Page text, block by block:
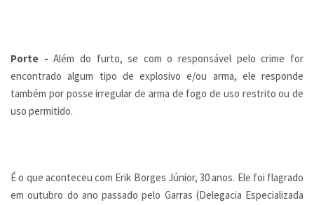
Porte - Além do furto, se com o responsável pelo crime for
encontrado algum tipo de explosivo e/ou arma, ele responde
também por posse irregular de arma de fogo de uso restrito ou de
uso permitido.
É o que aconteceu com Erik Borges Júnior, 30 anos. Ele foi flagrado
em outubro do ano passado pelo Garras (Delegacia Especializada